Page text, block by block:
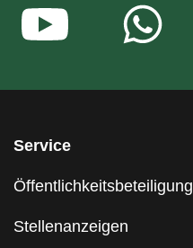
Service
Öffentlichkeitsbeteiligung
Stellenanzeigen